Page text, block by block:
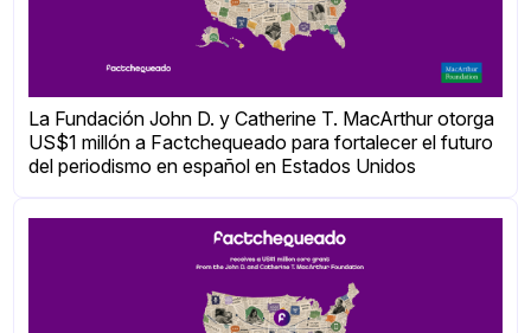
La Fundación John D. y Catherine T. MacArthur otorga
US$1 millón a Factchequeado para fortalecer el futuro
del periodismo en español en Estados Unidos